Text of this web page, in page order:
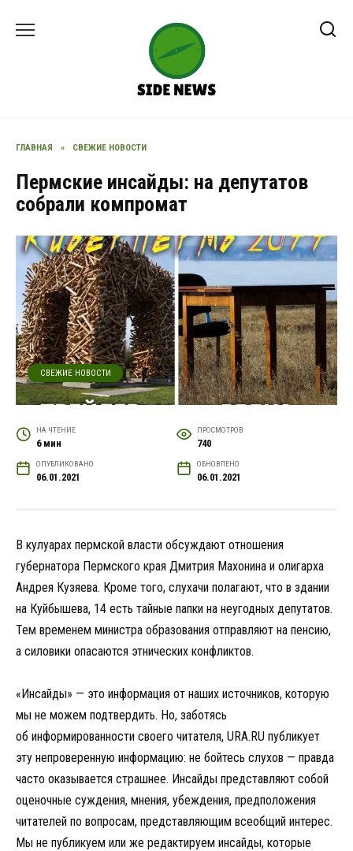
ГЛАВНАЯ » СВЕЖИЕ НОВОСТИ
Пермские инсайды: на депутатов
собрали компромат
СВЕЖИЕ НОВОСТИ
НА ЧТЕНИЕ
6 мин
ПРОСМОТРОВ
740
ОПУБЛИКОВАНО
06.01.2021
ОБНОВЛЕНО
06.01.2021
В кулуарах пермской власти обсуждают отношения
губернатора Пермского края Дмитрия Махонина и олигарха
Андрея Кузяева. Кроме того, слухачи полагают, что в здании
на Куйбышева, 14 есть тайные папки на неугодных депутатов.
Тем временем министра образования отправляют на пенсию,
а силовики опасаются этнических конфликтов.
«Инсайды» — это информация от наших источников, которую
мы не можем подтвердить. Но, заботясь
об информированности своего читателя, URA.RU публикует
эту непроверенную информацию: не бойтесь слухов — правда
часто оказывается страшнее. Инсайды представляют собой
оценочные суждения, мнения, убеждения, предположения
читателей по вопросам, представляющим всеобщий интерес.
Мы не публикуем или же редактируем инсайды, которые